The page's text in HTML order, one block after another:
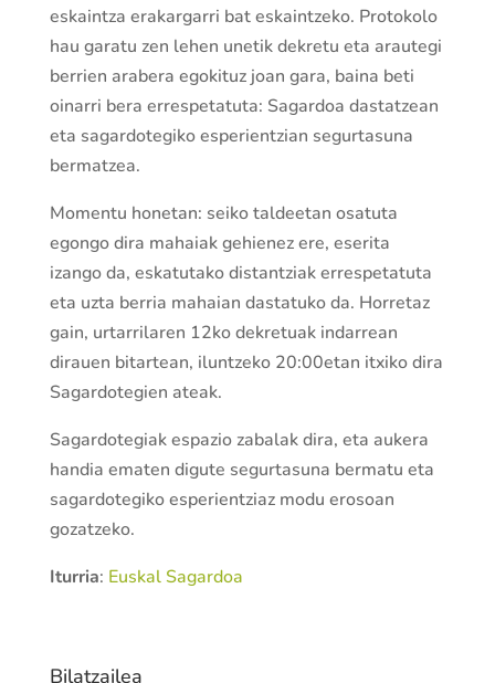
eskaintza erakargarri bat eskaintzeko. Protokolo
hau garatu zen lehen unetik dekretu eta arautegi
berrien arabera egokituz joan gara, baina beti
oinarri bera errespetatuta: Sagardoa dastatzean
eta sagardotegiko esperientzian segurtasuna
bermatzea.
Momentu honetan: seiko taldeetan osatuta
egongo dira mahaiak gehienez ere, eserita
izango da, eskatutako distantziak errespetatuta
eta uzta berria mahaian dastatuko da. Horretaz
gain, urtarrilaren 12ko dekretuak indarrean
dirauen bitartean, iluntzeko 20:00etan itxiko dira
Sagardotegien ateak.
Sagardotegiak espazio zabalak dira, eta aukera
handia ematen digute segurtasuna bermatu eta
sagardotegiko esperientziaz modu erosoan
gozatzeko.
Iturria: Euskal Sagardoa
Bilatzailea